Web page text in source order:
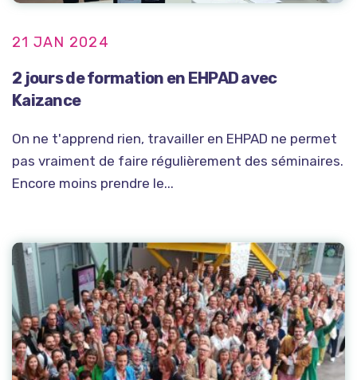
21 JAN 2024
2 jours de formation en EHPAD avec
Kaizance
On ne t'apprend rien, travailler en EHPAD ne permet
pas vraiment de faire régulièrement des séminaires.
Encore moins prendre le...